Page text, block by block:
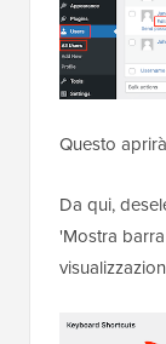
Questo
Da qui,
'Mostra